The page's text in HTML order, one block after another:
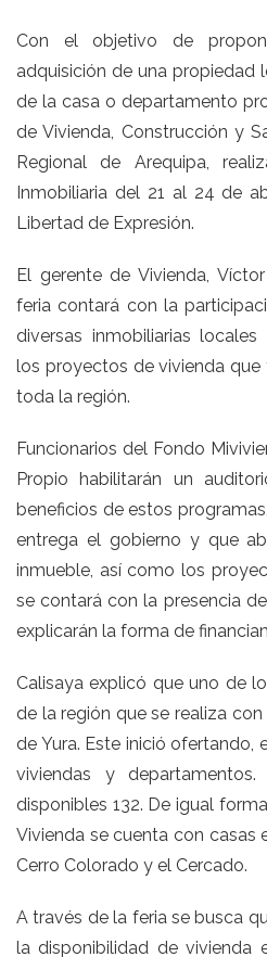
Con el objetivo de
adquisición de una propiedad
de la casa o departamento
de Vivienda, Construcción y
Regional de Arequipa,
Inmobiliaria del 21 al 24 de
Libertad de Expresión.
El gerente de Vivienda,
feria contará con la
diversas inmobiliarias
los proyectos de vivienda que
toda la región.
Funcionarios del Fondo
Propio habilitarán un
beneficios de estos
entrega el gobierno y que
inmueble, así como los
se contará con la presencia
explicarán la forma de
Calisaya explicó que uno de
de la región que se realiza con
de Yura. Este inició ofertando,
viviendas y
disponibles 132. De igual
Vivienda se cuenta con casas
Cerro Colorado y el Cercado.
A través de la feria se busca
la disponibilidad de vivienda